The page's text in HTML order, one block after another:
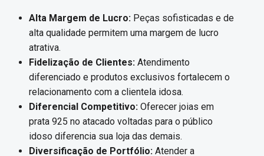
Alta Margem de Lucro: Peças sofisticadas e de
alta qualidade permitem uma margem de lucro
atrativa.
Fidelização de Clientes: Atendimento
diferenciado e produtos exclusivos fortalecem o
relacionamento com a clientela idosa.
Diferencial Competitivo: Oferecer joias em
prata 925 no atacado voltadas para o público
idoso diferencia sua loja das demais.
Diversificação de Portfólio: Atender a